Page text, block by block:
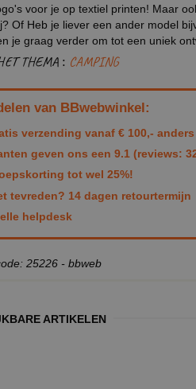
voor je op textiel printen! Maar
Of Heb je liever een ander model
je graag verder om tot een uniek
THEMA : CAMPING
van BBwebwinkel:
verzending vanaf € 100,- anders
geven ons een 9.1 (reviews:
tot wel 25%!
tevreden? 14 dagen retourtermijn
helpdesk
25226 - bbweb
ARTIKELEN